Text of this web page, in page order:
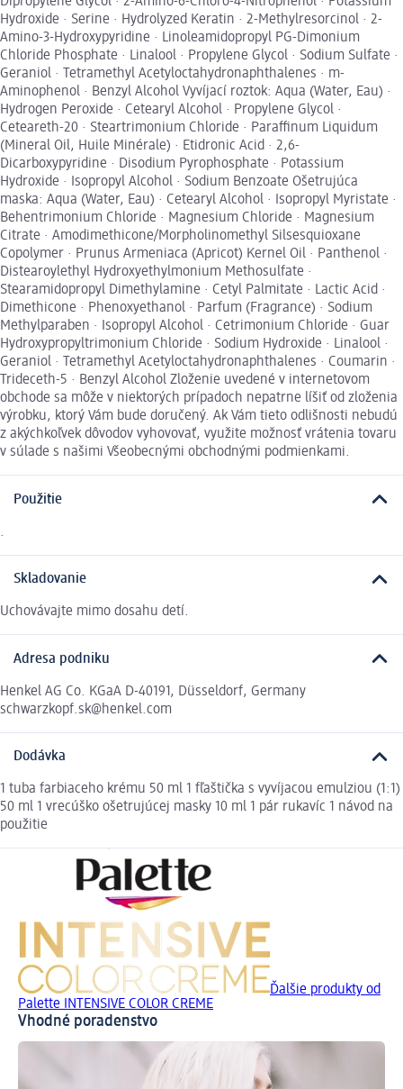
Hydroxide · Serine · Hydrolyzed Keratin · 2-Methylresorcinol · 2-
Amino-3-Hydroxypyridine · Linoleamidopropyl PG-Dimonium
Chloride Phosphate · Linalool · Propylene Glycol · Sodium Sulfate ·
Geraniol · Tetramethyl Acetyloctahydronaphthalenes · m-
Aminophenol · Benzyl Alcohol Vyvíjací roztok: Aqua (Water, Eau) ·
Hydrogen Peroxide · Cetearyl Alcohol · Propylene Glycol ·
Ceteareth-20 · Steartrimonium Chloride · Paraffinum Liquidum
(Mineral Oil, Huile Minérale) · Etidronic Acid · 2,6-
Dicarboxypyridine · Disodium Pyrophosphate · Potassium
Hydroxide · Isopropyl Alcohol · Sodium Benzoate Ošetrujúca
maska: Aqua (Water, Eau) · Cetearyl Alcohol · Isopropyl Myristate ·
Behentrimonium Chloride · Magnesium Chloride · Magnesium
Citrate · Amodimethicone/Morpholinomethyl Silsesquioxane
Copolymer · Prunus Armeniaca (Apricot) Kernel Oil · Panthenol ·
Distearoylethyl Hydroxyethylmonium Methosulfate ·
Stearamidopropyl Dimethylamine · Cetyl Palmitate · Lactic Acid ·
Dimethicone · Phenoxyethanol · Parfum (Fragrance) · Sodium
Methylparaben · Isopropyl Alcohol · Cetrimonium Chloride · Guar
Hydroxypropyltrimonium Chloride · Sodium Hydroxide · Linalool ·
Geraniol · Tetramethyl Acetyloctahydronaphthalenes · Coumarin ·
Trideceth-5 · Benzyl Alcohol Zloženie uvedené v internetovom
obchode sa môže v niektorých prípadoch nepatrne líšiť od zloženia
výrobku, ktorý Vám bude doručený. Ak Vám tieto odlišnosti nebudú
z akýchkoľvek dôvodov vyhovovať, využite možnosť vrátenia tovaru
v súlade s našimi Všeobecnými obchodnými podmienkami.
Použitie
.
Skladovanie
Uchovávajte mimo dosahu detí.
Adresa podniku
Henkel AG Co. KGaA D-40191, Düsseldorf, Germany
schwarzkopf.sk@henkel.com
Dodávka
1 tuba farbiaceho krému 50 ml 1 fľaštička s vyvíjacou emulziou (1:1)
50 ml 1 vrecúško ošetrujúcej masky 10 ml 1 pár rukavíc 1 návod na
použitie
Ďalšie produkty od
Palette INTENSIVE COLOR CREME
Vhodné poradenstvo